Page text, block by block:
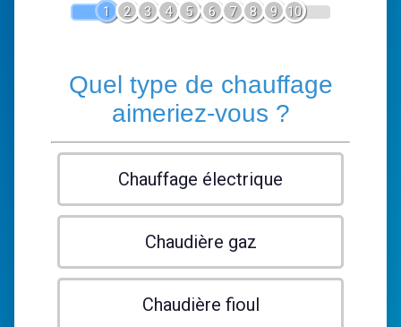
1 2 3 4 5 6 7 8 9 10
Quel type de chauffage
aimeriez-vous ?
Chauffage électrique
Chaudière gaz
Chaudière fioul